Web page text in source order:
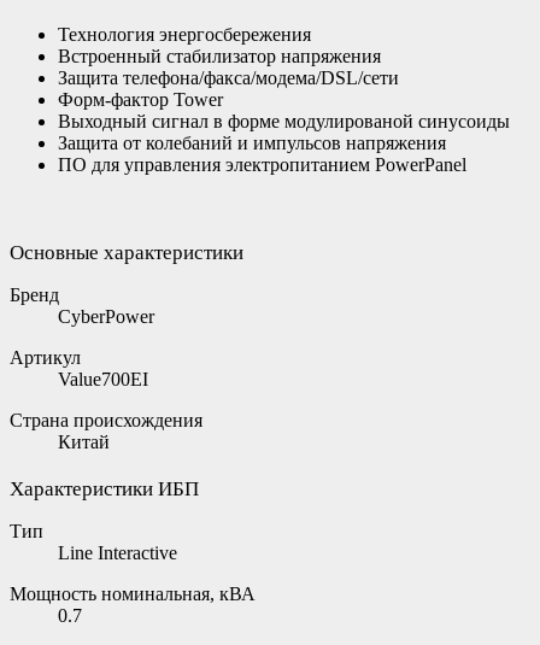
Технология энергосбережения
Встроенный стабилизатор напряжения
Защита телефона/факса/модема/DSL/сети
Форм-фактор Tower
Выходный сигнал в форме модулированой синусоиды
Защита от колебаний и импульсов напряжения
ПО для управления электропитанием PowerPanel
Основные характеристики
Бренд
CyberPower
Артикул
Value700EI
Страна происхождения
Китай
Характеристики ИБП
Тип
Line Interactive
Мощность номинальная, кВА
0.7